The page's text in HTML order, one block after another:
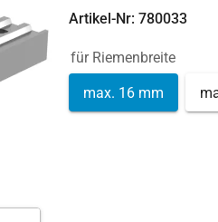
Artikel-Nr: 780033
für Riemenbreite
max. 16 mm